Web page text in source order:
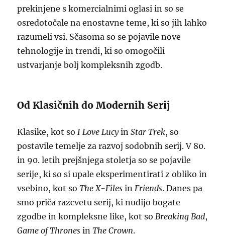
prekinjene s komercialnimi oglasi in so se
osredotočale na enostavne teme, ki so jih lahko
razumeli vsi. Sčasoma so se pojavile nove
tehnologije in trendi, ki so omogočili
ustvarjanje bolj kompleksnih zgodb.
Od Klasičnih do Modernih Serij
Klasike, kot soI Love LucyinStar Trek, so
postavile temelje za razvoj sodobnih serij. V 80.
in 90. letih prejšnjega stoletja so se pojavile
serije, ki so si upale eksperimentirati z obliko in
vsebino, kot soThe X-Files inFriends. Danes pa
smo priča razcvetu serij, ki nudijo bogate
zgodbe in kompleksne like, kot soBreaking Bad,
Game of Thrones inThe Crown.